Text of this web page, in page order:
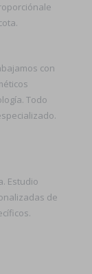
con
Todo
Estudio
de